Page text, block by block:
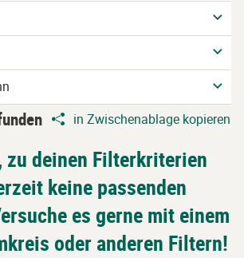
in Zwischenablage kopieren
zu deinen Filterkriterien
keine passenden
es gerne mit einem
oder anderen Filtern!